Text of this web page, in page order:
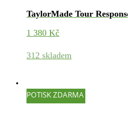
TaylorMade Tour
1 380 Kč
312 skladem
POTISK ZDARMA